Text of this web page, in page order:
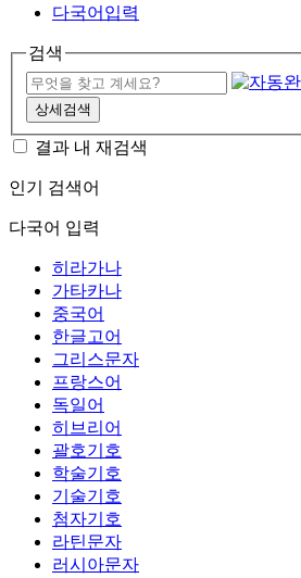
다국어입력
검색
상세검색
결과 내 재검색
인기 검색어
다국어 입력
히라가나
가타카나
중국어
한글고어
그리스문자
프랑스어
독일어
히브리어
괄호기호
학술기호
기술기호
첨자기호
라틴문자
러시아문자